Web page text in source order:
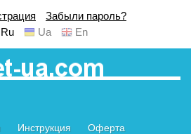
Забыли пароль?
Ru
Ua En
Инструкция
Оферта